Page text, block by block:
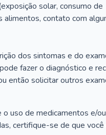
solar, consumo de
alimentos, contato com
dos sintomas e do
fazer o diagnóstico e
então solicitar outros
o uso de medicamentos e/
certifique-se de que você